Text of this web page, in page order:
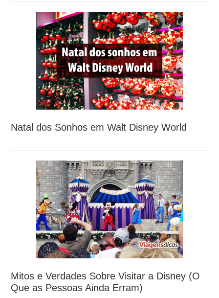
Natal dos Sonhos em Walt Disney World
Mitos e Verdades Sobre Visitar a Disney (O
Que as Pessoas Ainda Erram)